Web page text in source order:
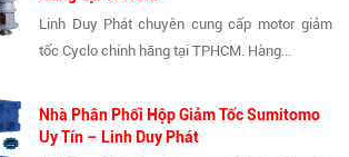
Linh Duy Phát chuyên cung cấp motor giảm
tốc Cyclo chính hãng tại TPHCM. Hàng...
Nhà Phân Phối Hộp Giảm Tốc Sumitomo
Uy Tín – Linh Duy Phát